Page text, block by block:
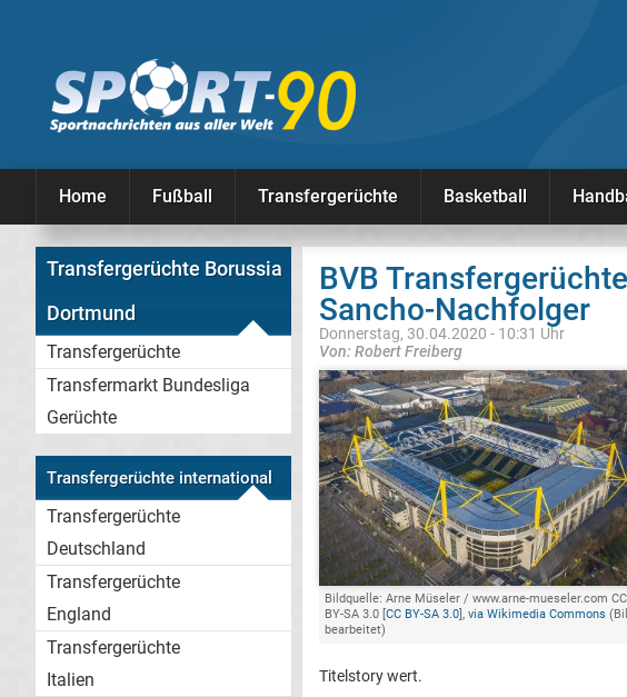
Home Fußball Transfergerüchte Basketball
Transfergerüchte Borussia
Dortmund
Transfergerüchte
Transfermarkt Bundesliga
Gerüchte
Transfergerüchte international
Transfergerüchte
Deutschland
Transfergerüchte
England
Transfergerüchte
Italien
BVB
Sancho-Nachfolger
Donnerstag, 30.04.2020 - 10:31 Uhr
Von: Robert Freiberg
Bildquelle: Arne Müseler / www.arne-mueseler.com CC
BY-SA 3.0 [CC BY-SA 3.0], via Wikimedia Commons
bearbeitet)
Titelstory wert.